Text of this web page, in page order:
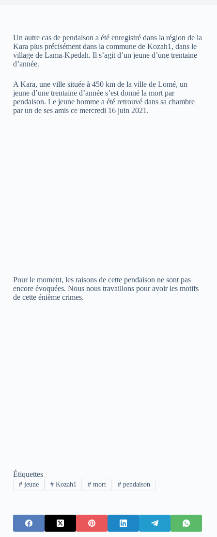
Un autre cas de pendaison a été enregistré dans la région de la
Kara plus précisément dans la commune de Kozah1, dans le
village de Lama-Kpedah. Il s’agit d’un jeune d’une trentaine
d’année.
A Kara, une ville située à 450 km de la ville de Lomé, un
jeune d’une trentaine d’année s’est donné la mort par
pendaison. Le jeune homme a été retrouvé dans sa chambre
par un de ses amis ce mercredi 16 juin 2021.
Pour le moment, les raisons de cette pendaison ne sont pas
encore évoquées. Nous nous travaillons pour avoir les motifs
de cette énième crimes.
Étiquettes
#jeune #Kozah1 # mort # pendaison